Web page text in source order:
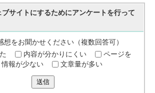
ブサイトにするためにアンケートを行って
想をお聞かせください（複数回答可）
内容が分かりにくい
ページを
情報が少ない 文章量が多い
送信